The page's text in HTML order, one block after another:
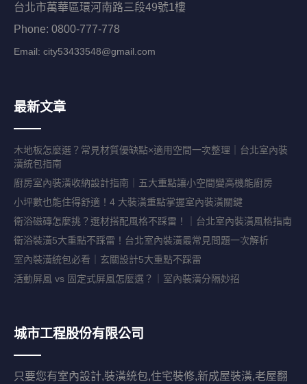
台北市萬華區環河南路三段49號1樓
Phone: 0800-777-778
Email: city53433548@gmail.com
最新文章
木地板怎麼選？常見材質優缺點×適用空間一次整理｜台北室內裝
潢統包指南
廚房室內裝潢收納設計指南｜五大重點讓小空間變高機能廚房
小坪數也能住得舒適！4 大裝潢重點掌握室內裝潢關鍵
衛浴磁磚怎麼挑？選材搭配風格不踩雷！｜台北室內裝潢風格指南
衛浴裝潢5大重點不踩雷！台北室內裝潢最常見問題一次解析
室內裝潢統包必看｜玄關設計5大重點不踩雷
活動屏風 vs 固定式屏風怎麼選？｜室內裝潢分隔妙招
城市工程股份有限公司
只要您有室內設計,裝潢統包,住宅裝修,新成屋裝潢,老屋翻